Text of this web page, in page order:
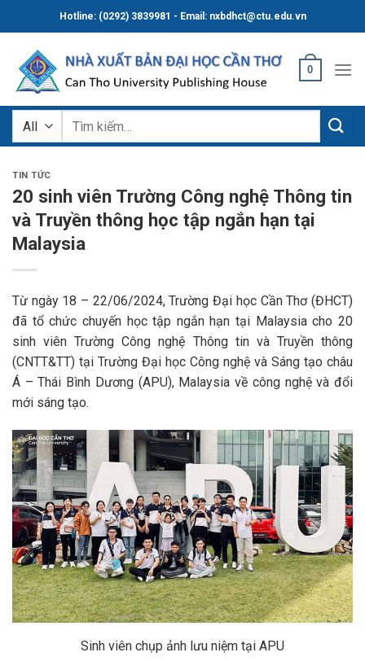
to
content
Hotline: (0292) 3839981 - Email: nxbdhct@ctu.edu.vn
0
Tìm
TIN TỨC
20 sinh viên Trường Công nghệ Thông tin
và Truyền thông học tập ngắn hạn tại
Malaysia
Từ ngày 18 – 22/06/2024, Trường Đại học Cần Thơ (ĐHCT)
đã tổ chức chuyến học tập ngắn hạn tại Malaysia cho 20
sinh viên Trường Công nghệ Thông tin và Truyền thông
(CNTT&TT) tại Trường Đại học Công nghệ và Sáng tạo châu
Á – Thái Bình Dương (APU), Malaysia về công nghệ và đổi
mới sáng tạo.
Sinh viên chụp ảnh lưu niệm tại APU